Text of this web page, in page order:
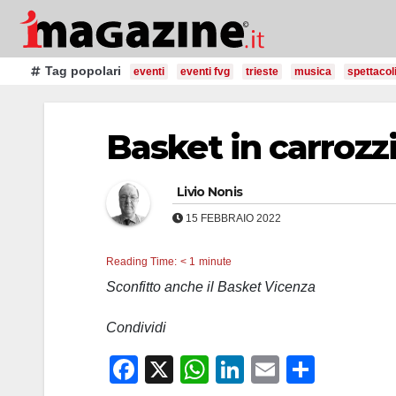
Salta
contenutoTag popolari eventi eventi fvg trieste musica spettacoli
Basket in
Livio Nonis
15 FEBBRAIO 2022
Reading Time: < 1 minute
Sconfitto anche il Basket Vicenza
Condividi
F
X
W
Li
E